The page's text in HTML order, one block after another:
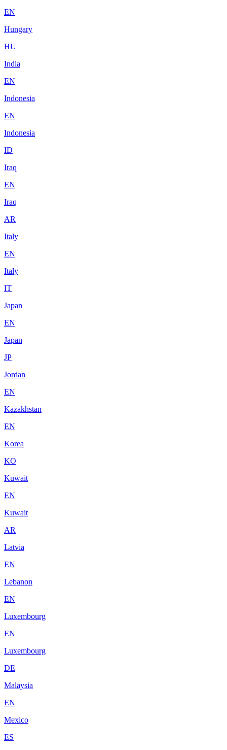
EN
Hungary
HU
India
EN
Indonesia
EN
Indonesia
ID
Iraq
EN
Iraq
AR
Italy
EN
Italy
IT
Japan
EN
Japan
JP
Jordan
EN
Kazakhstan
EN
Korea
KO
Kuwait
EN
Kuwait
AR
Latvia
EN
Lebanon
EN
Luxembourg
EN
Luxembourg
DE
Malaysia
EN
Mexico
ES